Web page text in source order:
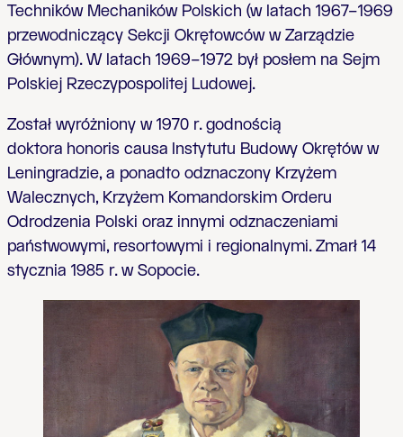
Techników Mechaników Polskich (w latach 1967–1969
przewodniczący Sekcji Okrętowców w Zarządzie
Głównym). W latach 1969–1972 był posłem na Sejm
Polskiej Rzeczypospolitej Ludowej.
Został wyróżniony w 1970 r. godnością
doktora honoris causa Instytutu Budowy Okrętów w
Leningradzie, a ponadto odznaczony Krzyżem
Walecznych, Krzyżem Komandorskim Orderu
Odrodzenia Polski oraz innymi odznaczeniami
państwowymi, resortowymi i regionalnymi. Zmarł 14
stycznia 1985 r. w Sopocie.